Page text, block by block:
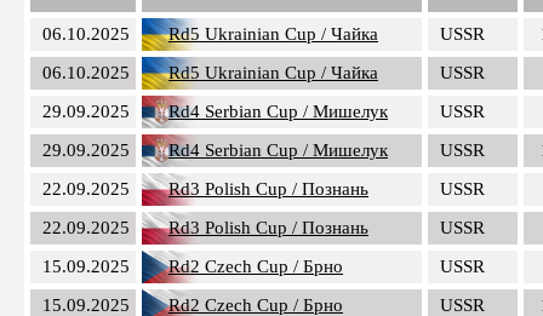
06.10.2025 Rd5 Ukrainian Cup / Чайка USSR
06.10.2025
Rd5 Ukrainian Cup / Чайка
USSR
29.09.2025
Rd4 Serbian Cup / Мишелук
USSR
29.09.2025
Rd4 Serbian Cup / Мишелук USSR
22.09.2025
Rd3 Polish Cup / Познань
USSR
22.09.2025
Rd3 Polish Cup / Познань
USSR
15.09.2025
Rd2 Czech Cup / Брно
USSR
15.09.2025
Rd2 Czech Cup / Брно USSR